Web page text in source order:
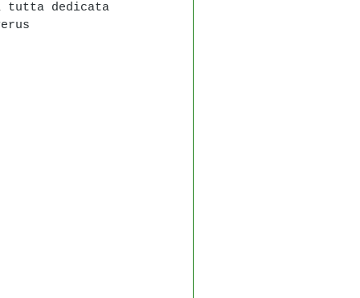
tutta dedicata